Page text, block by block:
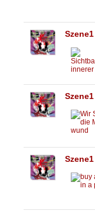
Szene1
Szene1
Szene1